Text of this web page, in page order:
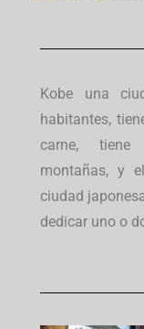
Kobe una
habitantes,
carne, tiene
montañas, y
ciudad
dedicar uno o